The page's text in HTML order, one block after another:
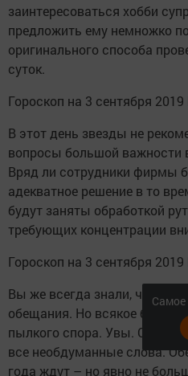
заинтересоваться хобби
предложить ему немножко
оригинального способа
суток.
Гороскоп на 3 сентября 2019
В этот день звезды не
вопросы большой важности
Вряд ли сотрудники фирмы
адекватное решение в то
будут заняты обработкой
требующих концентрации
Гороскоп на 3 сентября
Вы же всегда знали, что
обещания. Но всякое бывает.
пылкого спора. Увы.
все необдуманные слова.
года ждут – но явно не
Самое